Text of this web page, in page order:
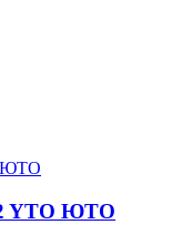
YTO ЮТО